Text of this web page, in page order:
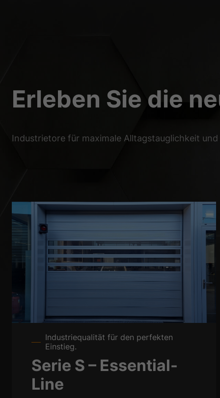
Erleben Sie die
Industrietore für maximale Alltagstauglichkeit und
Industriequalität für den perfekten
Einstieg.
Serie S – Essential-
Line